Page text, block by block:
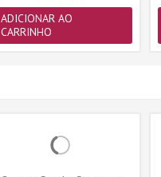
ADICIONAR AO
CARRINHO